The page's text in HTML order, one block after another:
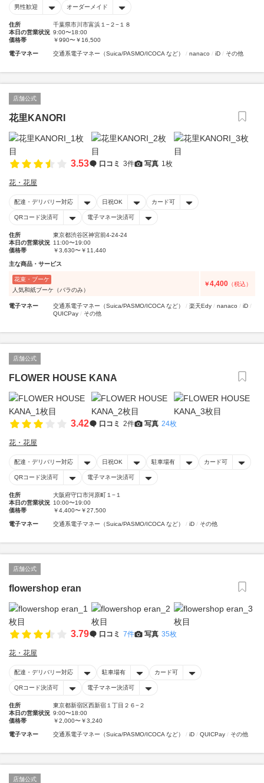
男性歓迎 オーダーメイド
住所
千葉県市川市富浜１−２−１８
本日の営業状況 9:00〜18:00
価格帯
￥990〜￥16,500
電子マネー 交通系電子マネー（Suica/PASMO/ICOCA など） nanaco iD その他
店舗公式
花里KANORI
3.53 口コミ 3件 写真 1枚
花・花屋
配達・デリバリー対応 日祝OK カード可
QRコード決済可 電子マネー決済可
住所
東京都渋谷区神宮前4-24-24
本日の営業状況 11:00〜19:00
価格帯
￥3,630〜￥11,440
主な商品・サービス
花束・ブーケ
人気和紙ブーケ（バラのみ）
￥4,400 （税込）
電子マネー 交通系電子マネー（Suica/PASMO/ICOCA など） 楽天Edy nanaco
iD
QUICPay
その他
店舗公式
FLOWER HOUSE KANA
3.42 口コミ 2件 写真 24枚
花・花屋
配達・デリバリー対応 日祝OK 駐車場有 カード可
QRコード決済可 電子マネー決済可
住所
大阪府守口市河原町１−１
本日の営業状況 10:00〜19:00
価格帯
￥4,400〜￥27,500
電子マネー 交通系電子マネー（Suica/PASMO/ICOCA など） iD その他
店舗公式
flowershop eran
3.79 口コミ 7件 写真 35枚
花・花屋
配達・デリバリー対応 駐車場有 カード可
QRコード決済可 電子マネー決済可
住所
東京都新宿区西新宿１丁目２６−２
本日の営業状況 9:00〜18:00
価格帯
￥2,000〜￥3,240
電子マネー 交通系電子マネー（Suica/PASMO/ICOCA など） iD QUICPay その他
店舗公式